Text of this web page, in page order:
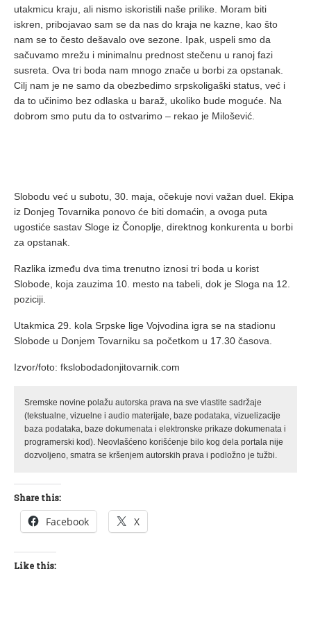
utakmicu kraju, ali nismo iskoristili naše prilike. Moram biti
iskren, pribojavao sam se da nas do kraja ne kazne, kao što
nam se to često dešavalo ove sezone. Ipak, uspeli smo da
sačuvamo mrežu i minimalnu prednost stečenu u ranoj fazi
susreta. Ova tri boda nam mnogo znače u borbi za opstanak.
Cilj nam je ne samo da obezbedimo srpskoligaški status, već i
da to učinimo bez odlaska u baraž, ukoliko bude moguće. Na
dobrom smo putu da to ostvarimo – rekao je Milošević.
Slobodu već u subotu, 30. maja, očekuje novi važan duel. Ekipa
iz Donjeg Tovarnika ponovo će biti domaćin, a ovoga puta
ugostiće sastav Sloge iz Čonoplje, direktnog konkurenta u borbi
za opstanak.
Razlika između dva tima trenutno iznosi tri boda u korist
Slobode, koja zauzima 10. mesto na tabeli, dok je Sloga na 12.
poziciji.
Utakmica 29. kola Srpske lige Vojvodina igra se na stadionu
Slobode u Donjem Tovarniku sa početkom u 17.30 časova.
Izvor/foto: fkslobodadonjitovarnik.com
Sremske novine polažu autorska prava na sve vlastite sadržaje
(tekstualne, vizuelne i audio materijale, baze podataka, vizuelizacije
baza podataka, baze dokumenata i elektronske prikaze dokumenata i
programerski kod). Neovlašćeno korišćenje bilo kog dela portala nije
dozvoljeno, smatra se kršenjem autorskih prava i podložno je tužbi.
Share this:
Facebook X
Like this: